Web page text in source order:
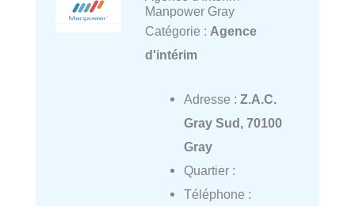
Manpower Gray
Catégorie : Agence
d'intérim
Adresse : Z.A.C.
Gray Sud, 70100
Gray
Quartier :
Téléphone :